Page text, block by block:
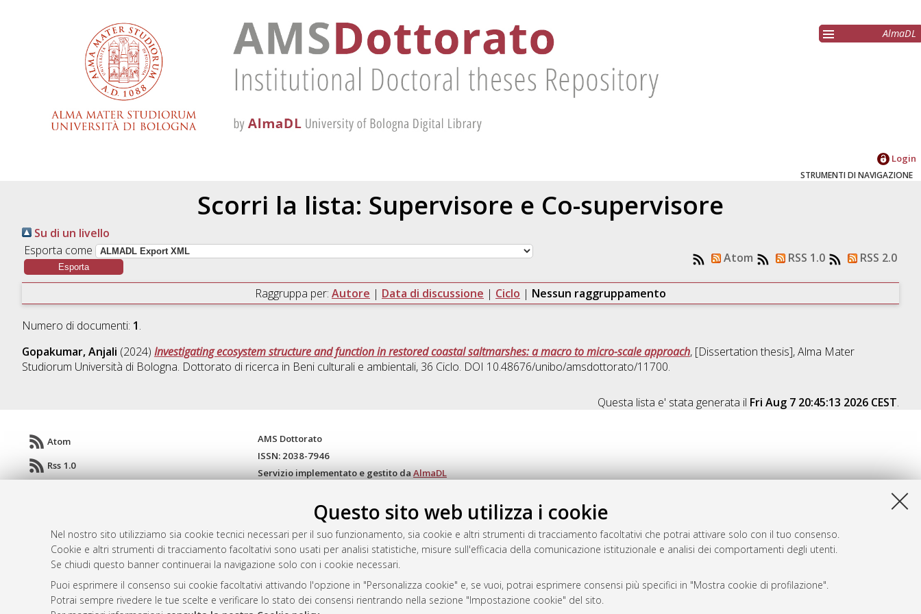
Questo sito web utilizza i cookie
Nel nostro sito utilizziamo sia cookie tecnici necessari per il suo funzionamento, sia cookie e altri strumenti di tracciamento facoltativi che potrai attivare solo con il tuo consenso.
Cookie e altri strumenti di tracciamento facoltativi sono usati per analisi statistiche, misure sull'efficacia della comunicazione istituzionale e analisi dei comportamenti degli utenti.
Se chiudi questo banner continuerai la navigazione solo con i cookie necessari.
Puoi esprimere il consenso sui cookie facoltativi attivando l'opzione in "Personalizza cookie" e, se vuoi, potrai esprimere consensi più specifici in "Mostra cookie di profilazione".
Potrai sempre rivedere le tue scelte e verificare lo stato dei consensi rientrando nella sezione "Impostazione cookie" del sito.
AlmaDL
Login
STRUMENTI DI NAVIGAZIONE
Scorri la lista: Supervisore e Co-supervisore
Su di un livello
Esporta come
Atom RSS 1.0 RSS 2.0
Raggruppa per: Autore | Data di discussione | Ciclo | Nessun raggruppamento
Numero di documenti: 1.
Gopakumar, Anjali (2024) Investigating ecosystem structure and function in restored coastal saltmarshes: a macro to micro-scale approach, [Dissertation thesis], Alma Mater
Studiorum Università di Bologna. Dottorato di ricerca in Beni culturali e ambientali, 36 Ciclo. DOI 10.48676/unibo/amsdottorato/11700.
Questa lista e' stata generata il Fri Aug 7 20:45:13 2026 CEST.
Atom
Rss 1.0
AMS Dottorato
ISSN: 2038-7946
Servizio implementato e gestito da AlmaDL
Informativa sulla privacy
Condizioni d’uso del sito
© ALMA MATER STUDIORUM - Università di Bologna, 2007-2026.